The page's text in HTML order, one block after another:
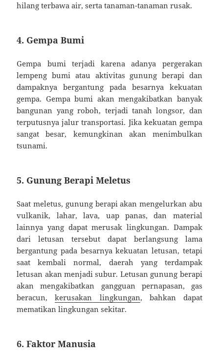
hilang terbawa air, serta tanaman-tanaman rusak.
4. Gempa Bumi
Gempa bumi terjadi karena adanya pergerakan
lempeng bumi atau aktivitas gunung berapi dan
dampaknya bergantung pada besarnya kekuatan
gempa. Gempa bumi akan mengakibatkan banyak
bangunan yang roboh, terjadi tanah longsor, dan
terputusnya jalur transportasi. Jika kekuatan gempa
sangat besar, kemungkinan akan menimbulkan
tsunami.
5. Gunung Berapi Meletus
Saat meletus, gunung berapi akan mengelurkan abu
vulkanik, lahar, lava, uap panas, dan material
lainnya yang dapat merusak lingkungan. Dampak
dari letusan tersebut dapat berlangsung lama
bergantung pada besarnya kekuatan letusan, tetapi
saat kembali normal, daerah yang terdampak
letusan akan menjadi subur. Letusan gunung berapi
akan mengakibatkan gangguan pernapasan, gas
beracun,kerusakan lingkungan, bahkan dapat
mematikan lingkungan sekitar.
6. Faktor Manusia